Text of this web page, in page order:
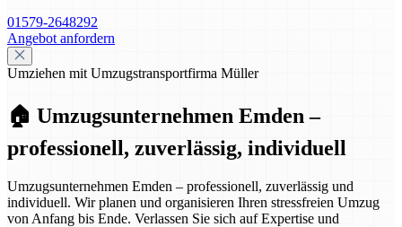
01579-2648292
Angebot anfordern
Umziehen mit Umzugstransportfirma Müller
🏠 Umzugsunternehmen Emden –
professionell, zuverlässig, individuell
Umzugsunternehmen Emden – professionell, zuverlässig und
individuell. Wir planen und organisieren Ihren stressfreien Umzug
von Anfang bis Ende. Verlassen Sie sich auf Expertise und